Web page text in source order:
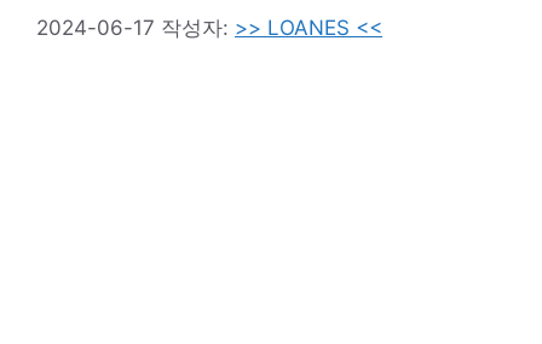
2024-06-17 작성자: >> LOANES <<